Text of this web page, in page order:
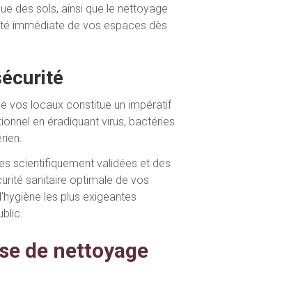
des sols, ainsi que le nettoyage
immédiate de vos espaces dès
vos locaux constitue un impératif
en éradiquant virus, bactéries
scientifiquement validées et des
sanitaire optimale de vos
les plus exigeantes
de nettoyage